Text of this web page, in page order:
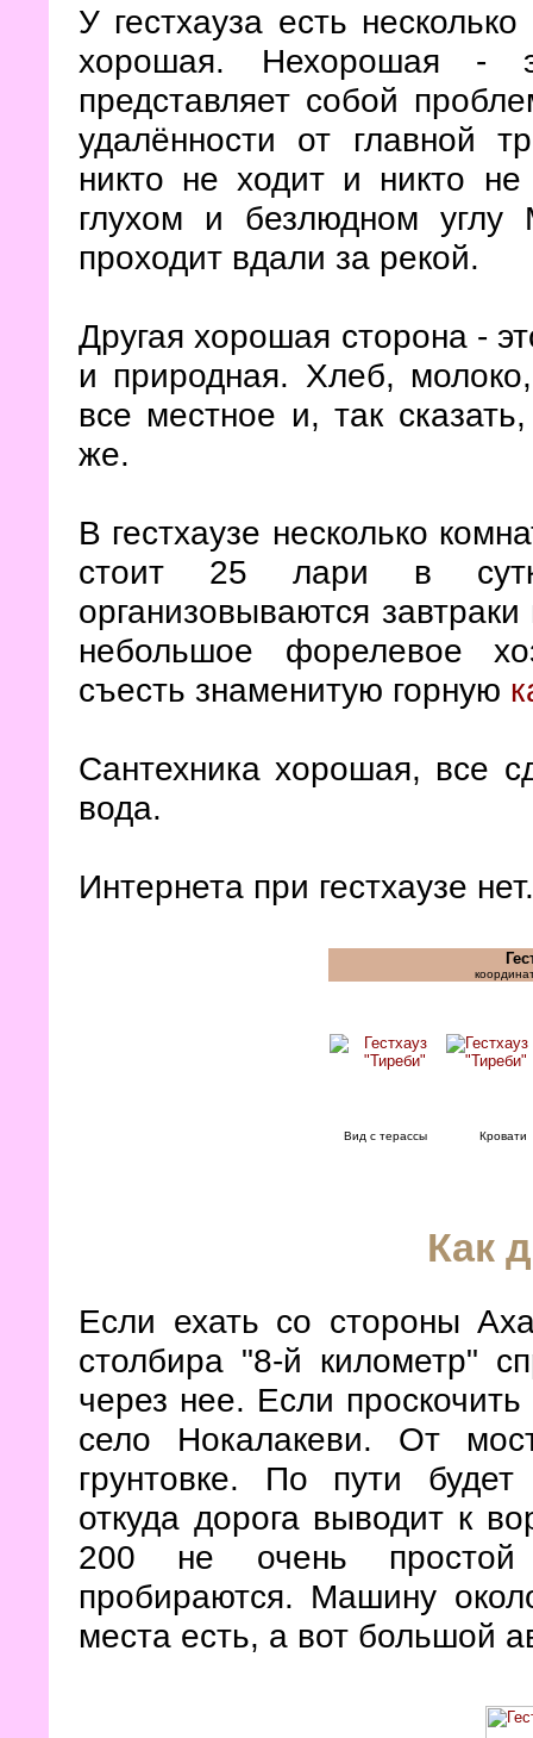
У гестхауза есть
хорошая. Нехорошая -
представляет собой
удалённости от главной
никто не ходит и никто
глухом и безлюдном
проходит вдали за рекой.
Другая хорошая сторона -
и природная. Хлеб,
все местное и, так
же.
В гестхаузе несколько
стоит 25 лари в
организовываются
небольшое форелевое
съесть знаменитую горную
Сантехника хорошая, все
вода.
Интернета при гестхаузе нет.
Вид с терассы Кровати
Как
Если ехать со стороны
столбира "8-й километр"
через нее. Если
село Нокалакеви. От
грунтовке. По пути
откуда дорога выводит к
200 не очень простой
пробираются. Машину
места есть, а вот большой